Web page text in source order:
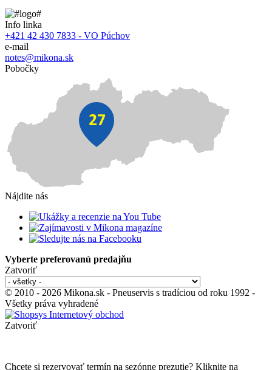
Info linka
+421 42 430 7833 - VO Púchov
e-mail
notes@mikona.sk
Pobočky
Nájdite nás
Vyberte preferovanú predajňu
Zatvoriť
© 2010 - 2026 Mikona.sk - Pneuservis s tradíciou od roku 1992 -
Všetky práva vyhradené
Zatvoriť
Chcete si rezervovať termín na sezónne prezutie? Kliknite na